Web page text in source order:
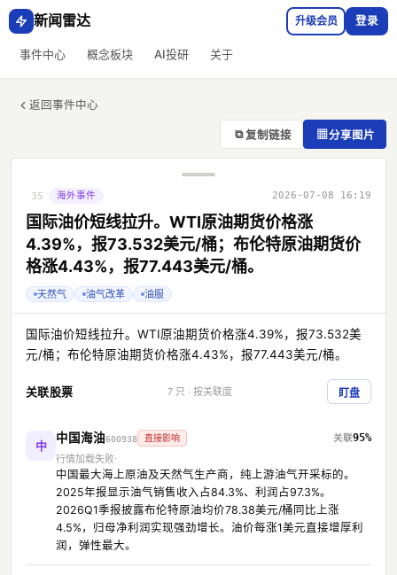
新闻雷达
事件中心 概念板块 AI投研 关于
升级会员 登录
返回事件中心
⧉ 复制链接 ▦分享图片
35 海外事件 2026-07-08 16:19
国际油价短线拉升。WTI原油期货价格涨
4.39%，报73.532美元/桶；布伦特原油期货价
格涨4.43%，报77.443美元/桶。
天然气 油气改革 油服
国际油价短线拉升。WTI原油期货价格涨4.39%，报73.532美
元/桶；布伦特原油期货价格涨4.43%，报77.443美元/桶。
关联股票 7 只 · 按关联度 盯盘
中
中国海油600938 直接影响
95%
行情加载失败
中国最大海上原油及天然气生产商，纯上游油气开采标的。
2025年报显示油气销售收入占84.3%、利润占97.3%。
2026Q1季报披露布伦特原油均价78.38美元/桶同比上涨
4.5%，归母净利润实现强劲增长。油价每涨1美元直接增厚利
润，弹性最大。